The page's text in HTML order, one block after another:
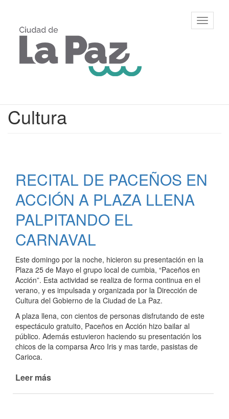
contenido
principalde La Paz,
Entre Ríos
barra
Contenido
Cultura
RECITAL DE PACEÑOS EN
ACCIÓN A PLAZA LLENA
PALPITANDO EL
CARNAVAL
Este domingo por la noche, hicieron su presentación en la
Plaza 25 de Mayo el grupo local de cumbia, “Paceños en
Acción”. Esta actividad se realiza de forma continua en el
verano, y es impulsada y organizada por la Dirección de
Cultura del Gobierno de la Ciudad de La Paz.
A plaza llena, con cientos de personas disfrutando de este
espectáculo gratuito, Paceños en Acción hizo bailar al
público. Además estuvieron haciendo su presentación los
chicos de la comparsa Arco Iris y mas tarde, pasistas de
Carioca.
Leer más